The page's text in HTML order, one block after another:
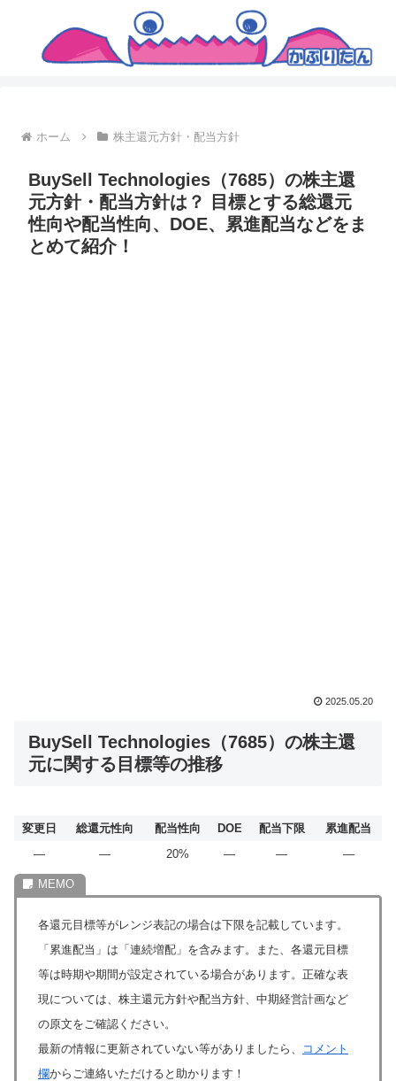
ホーム 株主還元方針・配当方針
BuySell Technologies（7685）の株主還
元方針・配当方針は？ 目標とする総還元
性向や配当性向、DOE、累進配当などをま
とめて紹介！
2025.05.20
BuySell Technologies（7685）の株主還
元に関する目標等の推移
変更日 総還元性向 配当性向 DOE 配当下限
累進配当
―
― 20% ― ― ―
各還元目標等がレンジ表記の場合は下限を記載しています。
「累進配当」は「連続増配」を含みます。また、各還元目標
等は時期や期間が設定されている場合があります。正確な表
現については、株主還元方針や配当方針、中期経営計画など
の原文をご確認ください。
最新の情報に更新されていない等がありましたら、
コメント
欄からご連絡いただけると助かります！